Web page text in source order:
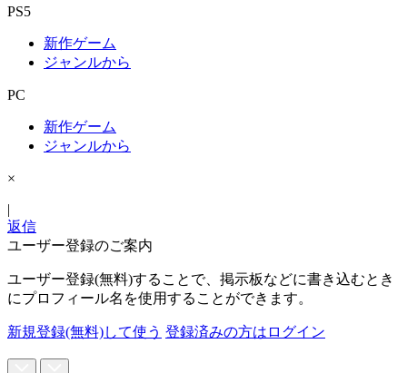
PS5
新作ゲーム
ジャンルから
PC
新作ゲーム
ジャンルから
×
|
返信
ユーザー登録のご案内
ユーザー登録(無料)することで、掲示板などに書き込むとき
にプロフィール名を使用することができます。
新規登録(無料)して使う 登録済みの方はログイン